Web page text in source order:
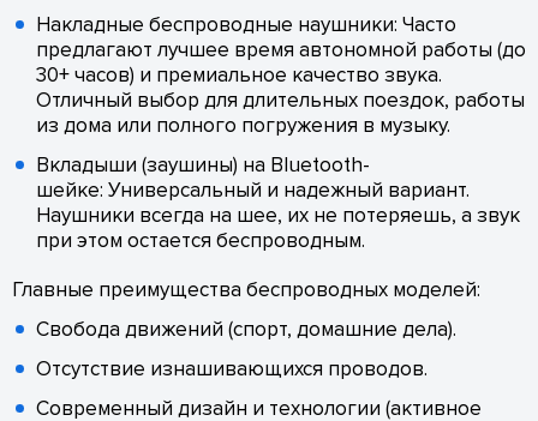
Накладные беспроводные наушники: Часто
предлагают лучшее время автономной работы (до
30+ часов) и премиальное качество звука.
Отличный выбор для длительных поездок, работы
из дома или полного погружения в музыку.
Вкладыши (заушины) на Bluetooth-
шейке: Универсальный и надежный вариант.
Наушники всегда на шее, их не потеряешь, а звук
при этом остается беспроводным.
Главные преимущества беспроводных моделей:
Свобода движений (спорт, домашние дела).
Отсутствие изнашивающихся проводов.
Современный дизайн и технологии (активное